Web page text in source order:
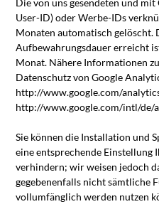
Die von uns gesendeten und
User-ID) oder Werbe-IDs
Monaten automatisch gelöscht.
Aufbewahrungsdauer erreicht
Monat. Nähere Informationen
Datenschutz von Google
http://www.google.com/
http://www.google.com/intl/de/
Sie können die Installation und
eine entsprechende
verhindern; wir weisen jedoch
gegebenenfalls nicht sämtliche
vollumfänglich werden nutzen